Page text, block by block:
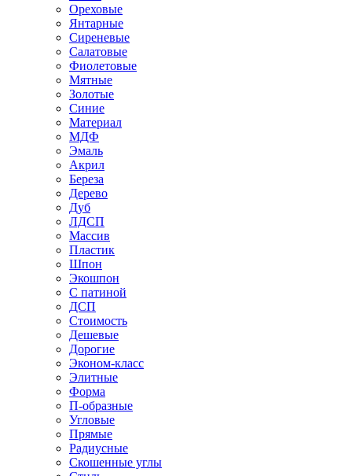
Ореховые
Янтарные
Сиреневые
Салатовые
Фиолетовые
Мятные
Золотые
Синие
Материал
МДФ
Эмаль
Акрил
Береза
Дерево
Дуб
ЛДСП
Массив
Пластик
Шпон
Экошпон
С патиной
ДСП
Стоимость
Дешевые
Дорогие
Эконом-класс
Элитные
Форма
П-образные
Угловые
Прямые
Радиусные
Скошенные углы